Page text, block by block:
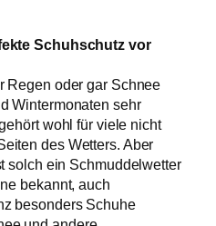
Schuhschutz vor
Regen oder gar Schnee
Wintermonaten sehr
wohl für viele nicht
des Wetters. Aber
solch ein Schmuddelwetter
bekannt, auch
besonders Schuhe